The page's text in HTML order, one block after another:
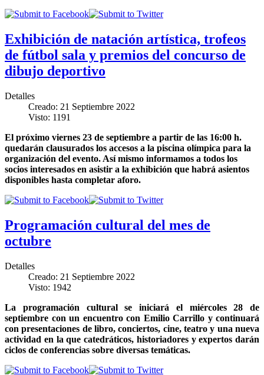
Exhibición de natación artística, trofeos
de fútbol sala y premios del concurso de
dibujo deportivo
Detalles
Creado: 21 Septiembre 2022
Visto: 1191
El próximo viernes 23 de septiembre a partir de las 16:00 h.
quedarán clausurados los accesos a la piscina olímpica para la
organización del evento. Así mismo informamos a todos los
socios interesados en asistir a la exhibición que habrá asientos
disponibles hasta completar aforo.
Programación cultural del mes de
octubre
Detalles
Creado: 21 Septiembre 2022
Visto: 1942
La programación cultural se iniciará el miércoles 28 de
septiembre con un encuentro con Emilio Carrillo y continuará
con presentaciones de libro, conciertos, cine, teatro y una nueva
actividad en la que catedráticos, historiadores y expertos darán
ciclos de conferencias sobre diversas temáticas.